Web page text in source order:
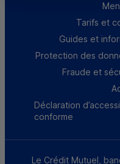
Tarifs et
Guides et
Protection des
Fraude et
Déclaration
conforme
Le Crédit Mutuel,